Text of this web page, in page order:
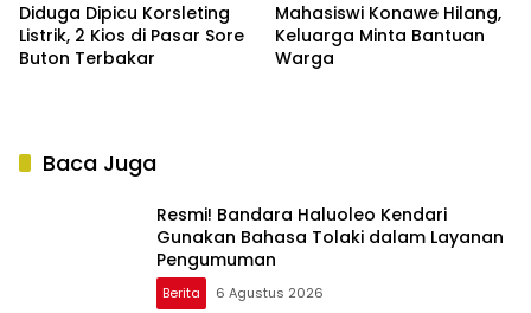
Diduga Dipicu Korsleting
Listrik, 2 Kios di Pasar Sore
Buton Terbakar
Mahasiswi Konawe Hilang,
Keluarga Minta Bantuan
Warga
Baca Juga
Resmi! Bandara Haluoleo Kendari
Gunakan Bahasa Tolaki dalam Layanan
Pengumuman
Berita 6 Agustus 2026